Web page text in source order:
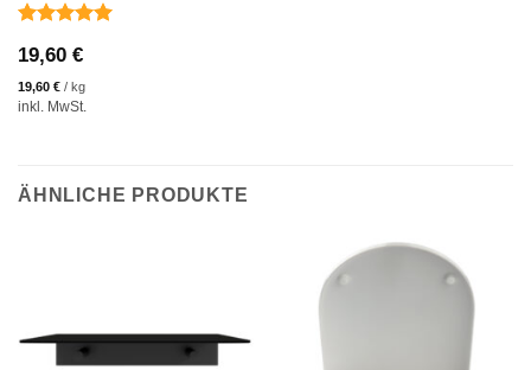
mit5von
5
19,60 €
19,60 €/ kg
inkl. MwSt.
ÄHNLICHE PRODUKTE